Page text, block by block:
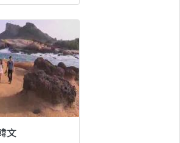
文